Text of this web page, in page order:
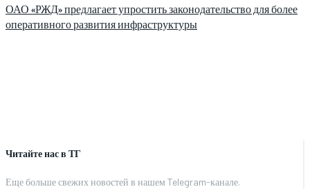
Читайте нас в ТГ
Еще больше свежих новостей в нашем Telegram-канале.
ОАО «РЖД» предлагает упростить законодательство для более
оперативного развития инфраструктуры